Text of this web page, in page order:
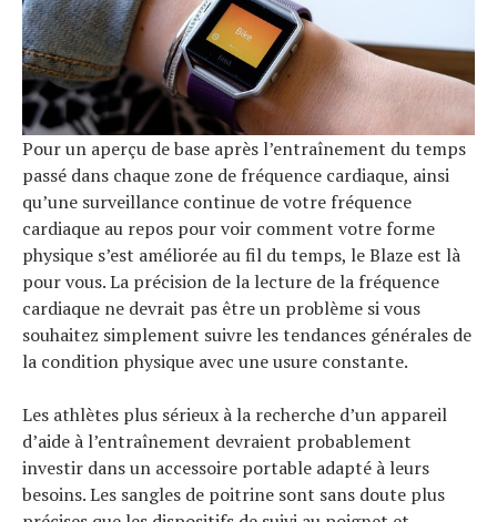
Pour un aperçu de base après l’entraînement du temps
passé dans chaque zone de fréquence cardiaque, ainsi
qu’une surveillance continue de votre fréquence
cardiaque au repos pour voir comment votre forme
physique s’est améliorée au fil du temps, le Blaze est là
pour vous. La précision de la lecture de la fréquence
cardiaque ne devrait pas être un problème si vous
souhaitez simplement suivre les tendances générales de
la condition physique avec une usure constante.
Les athlètes plus sérieux à la recherche d’un appareil
d’aide à l’entraînement devraient probablement
investir dans un accessoire portable adapté à leurs
besoins. Les sangles de poitrine sont sans doute plus